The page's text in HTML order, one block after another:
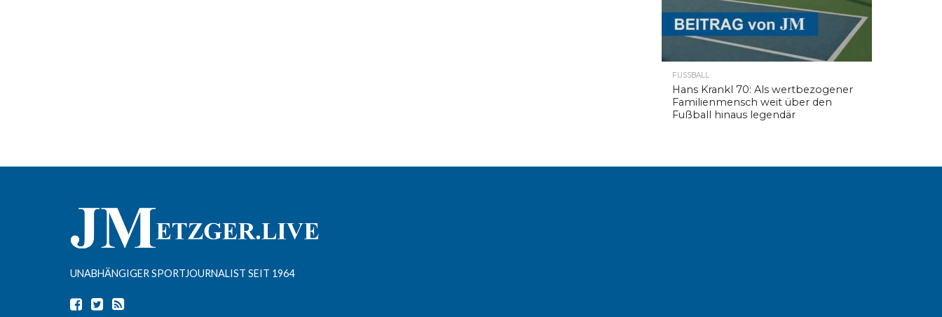
FUSSBALL
Hans Krankl 70: Als wertbezogener
Familienmensch weit über den
Fußball hinaus legendär
UNABHÄNGIGER SPORTJOURNALIST SEIT 1964